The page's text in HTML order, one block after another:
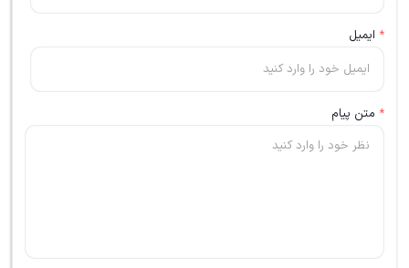
* ایمیل
* متن پیام